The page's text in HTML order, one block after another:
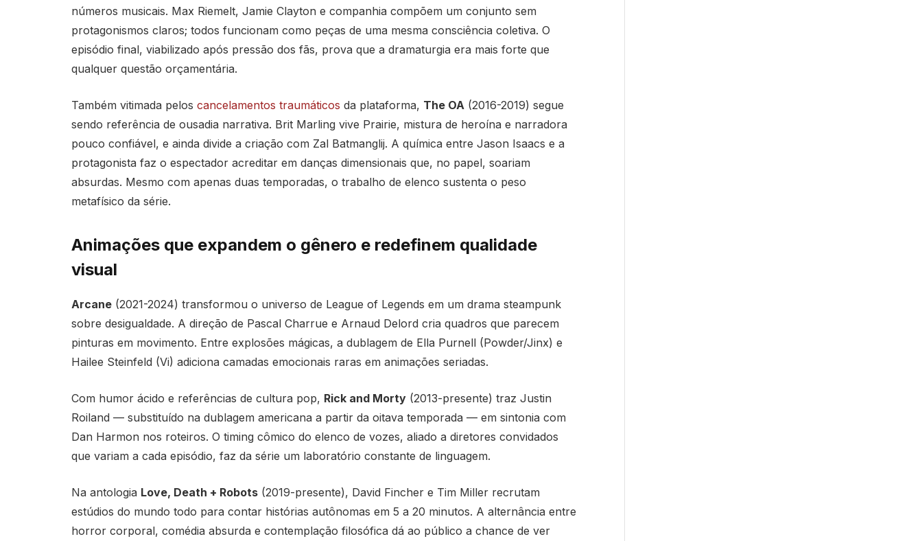
números musicais. Max Riemelt, Jamie Clayton e companhia compõem um conjunto sem
protagonismos claros; todos funcionam como peças de uma mesma consciência coletiva. O
episódio final, viabilizado após pressão dos fãs, prova que a dramaturgia era mais forte que
qualquer questão orçamentária.
Também vitimada pelos cancelamentos traumáticos da plataforma, The OA(2016-2019) segue
sendo referência de ousadia narrativa. Brit Marling vive Prairie, mistura de heroína e narradora
pouco confiável, e ainda divide a criação com Zal Batmanglij. A química entre Jason Isaacs e a
protagonista faz o espectador acreditar em danças dimensionais que, no papel, soariam
absurdas. Mesmo com apenas duas temporadas, o trabalho de elenco sustenta o peso
metafísico da série.
Animações que expandem o gênero e redefinem qualidade
visual
Arcane(2021-2024) transformou o universo de League of Legends em um drama steampunk
sobre desigualdade. A direção de Pascal Charrue e Arnaud Delord cria quadros que parecem
pinturas em movimento. Entre explosões mágicas, a dublagem de Ella Purnell (Powder/Jinx) e
Hailee Steinfeld (Vi) adiciona camadas emocionais raras em animações seriadas.
Com humor ácido e referências de cultura pop, Rick and Morty(2013-presente) traz Justin
Roiland — substituído na dublagem americana a partir da oitava temporada — em sintonia com
Dan Harmon nos roteiros. O timing cômico do elenco de vozes, aliado a diretores convidados
que variam a cada episódio, faz da série um laboratório constante de linguagem.
Na antologia Love, Death + Robots(2019-presente), David Fincher e Tim Miller recrutam
estúdios do mundo todo para contar histórias autônomas em 5 a 20 minutos. A alternância entre
horror corporal, comédia absurda e contemplação filosófica dá ao público a chance de ver